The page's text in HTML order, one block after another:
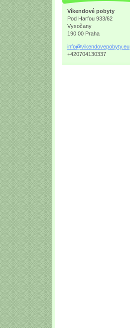
Víkendové pobyty
Pod Harfou 933/62
Vysočany
190 00 Praha
info@vikendovepobyty.eu
+420704130337